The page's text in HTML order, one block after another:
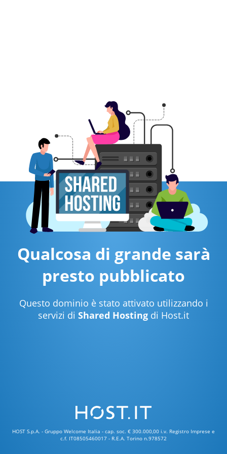
Qualcosa di grande sarà
presto pubblicato
Questo dominio è stato attivato utilizzando i
servizi di Shared Hosting di Host.it
HOST S.p.A. - Gruppo Welcome Italia - cap. soc. € 300.000,00 i.v. Registro Imprese e
c.f. IT08505460017 - R.E.A. Torino n.978572